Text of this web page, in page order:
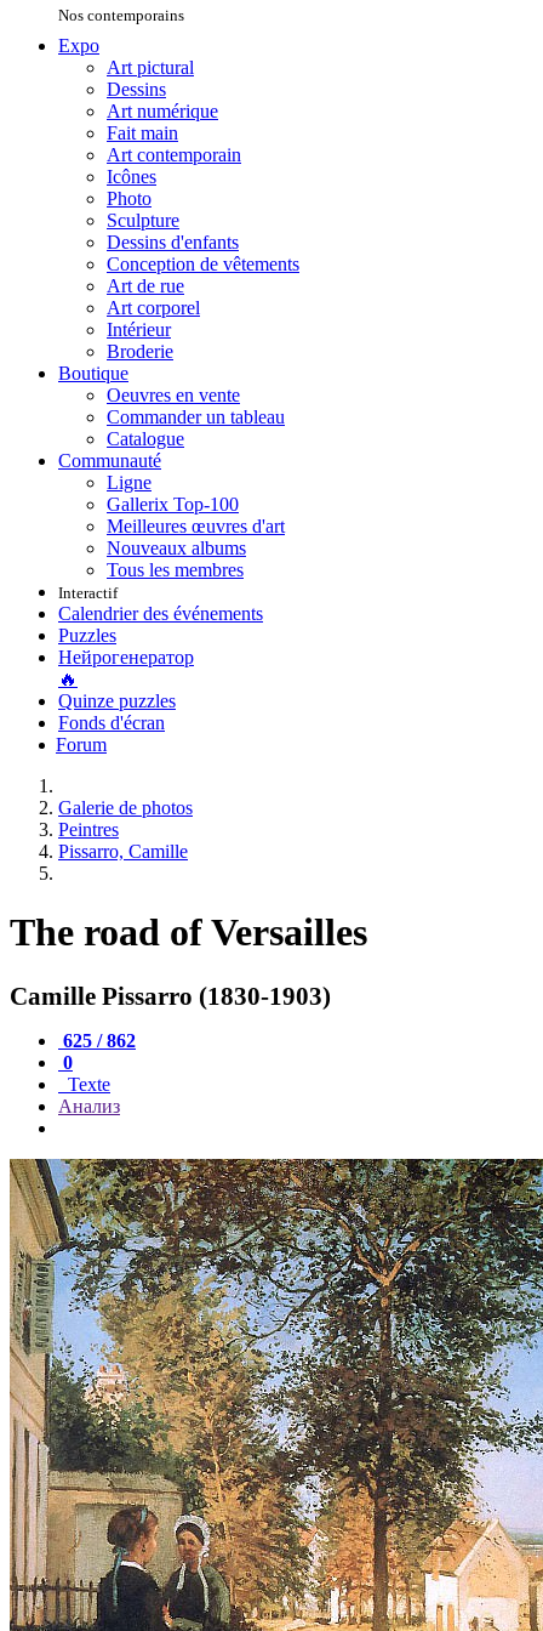
Nos contemporains
Expo
Art pictural
Dessins
Art numérique
Fait main
Art contemporain
Icônes
Photo
Sculpture
Dessins d'enfants
Conception de vêtements
Art de rue
Art corporel
Intérieur
Broderie
Boutique
Oeuvres en vente
Commander un tableau
Catalogue
Communauté
Ligne
Gallerix Top-100
Meilleures œuvres d'art
Nouveaux albums
Tous les membres
Interactif
Calendrier des événements
Puzzles
Нейрогенератор
🔥
Quinze puzzles
Fonds d'écran
Forum
Galerie de photos
Peintres
Pissarro, Camille
The road of Versailles
Camille Pissarro (1830-1903)
625 / 862
0
Texte
Анализ